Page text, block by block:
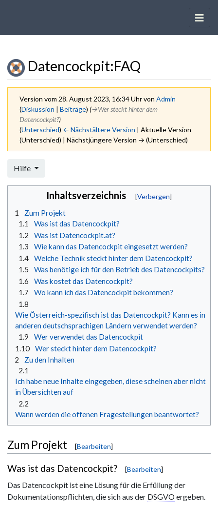
Datencockpit:FAQ
Version vom 28. August 2023, 16:34 Uhr von Admin
(Diskussion | Beiträge) (→‎Wer steckt hinter dem
Datencockpit?)
(Unterschied) ← Nächstältere Version | Aktuelle Version
(Unterschied) | Nächstjüngere Version → (Unterschied)
Wechseln zu:
Hilfe
Inhaltsverzeichnis
1
Zum Projekt
1.1
Was ist das Datencockpit?
1.2
Was ist Datencockpit.at?
1.3
Wie kann das Datencockpit eingesetzt werden?
1.4
Welche Technik steckt hinter dem Datencockpit?
1.5
Was benötige ich für den Betrieb des Datencockpits?
1.6
Was kostet das Datencockpit?
1.7
Wo kann ich das Datencockpit bekommen?
1.8
Wie Österreich-spezifisch ist das Datencockpit? Kann es in
anderen deutschsprachigen Ländern verwendet werden?
1.9
Wer verwendet das Datencockpit
1.10
Wer steckt hinter dem Datencockpit?
2
Zu den Inhalten
2.1
Ich habe neue Inhalte eingegeben, diese scheinen aber nicht
in Übersichten auf
2.2
Wann werden die offenen Fragestellungen beantwortet?
Zum Projekt [Bearbeiten]
Was ist das Datencockpit? [Bearbeiten]
Das Datencockpit ist eine Lösung für die Erfüllung der
Dokumentationspflichten, die sich aus der DSGVOergeben.